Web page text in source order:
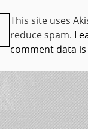
This site uses
reduce spam.
comment data